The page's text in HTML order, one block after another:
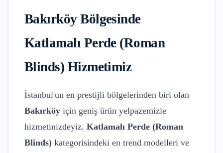
BakırköyBölgesinde
Katlamalı Perde (Roman
Blinds) Hizmetimiz
İstanbul'un en prestijli bölgelerinden biri olan
Bakırköy için geniş ürün yelpazemizle
hizmetinizdeyiz. Katlamalı Perde (Roman
Blinds) kategorisindeki en trend modelleri ve